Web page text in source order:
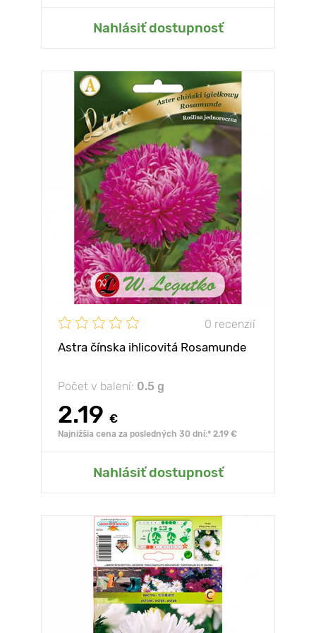
Nahlásiť dostupnosť
0 recenzií
Astra čínska ihlicovitá Rosamunde
Počet v balení: 0.5 g
2.19 €
Najnižšia cena za posledných 30 dní:* 2.19 €
Nahlásiť dostupnosť